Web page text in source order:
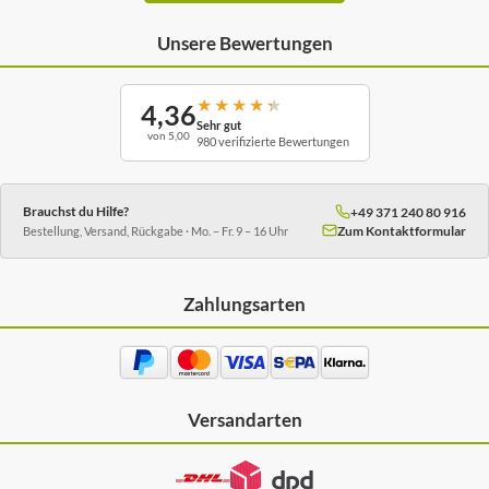
Unsere Bewertungen
4,36
von 5,00
★ ★ ★ ★ ★
Sehr gut
980 verifizierte Bewertungen
Brauchst du Hilfe?
Bestellung, Versand, Rückgabe · Mo. – Fr. 9 – 16 Uhr
+49 371 240 80 916
Zum Kontaktformular
Zahlungsarten
Versandarten